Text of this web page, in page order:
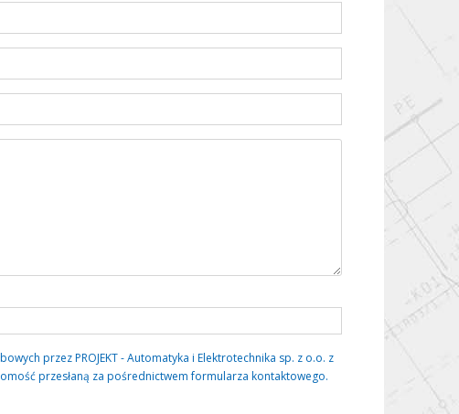
przez PROJEKT - Automatyka i Elektrotechnika sp. z o.o. z
przesłaną za pośrednictwem formularza kontaktowego.